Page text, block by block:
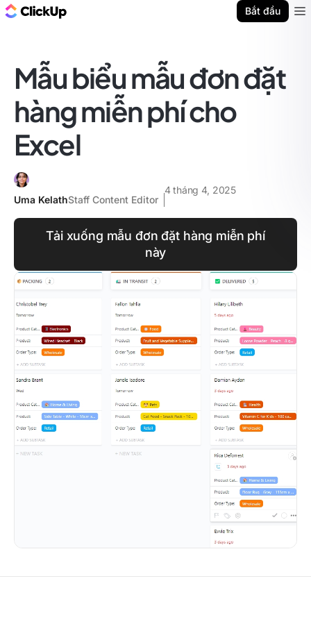
Bắt đầu
Mẫu biểu mẫu đơn đặt
hàng miễn phí cho
Excel
Uma KelathStaff Content Editor
4 tháng 4, 2025
Tải xuống mẫu đơn đặt hàng miễn phí
này